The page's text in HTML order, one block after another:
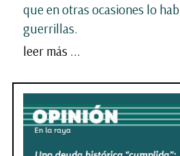
que en otras ocasiones lo
guerrillas.
leer más ...